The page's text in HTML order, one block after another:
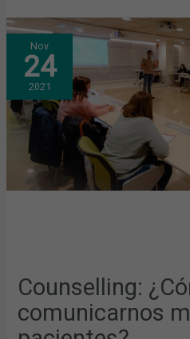
Nov
24
2021
Counselling:
comunicarnos
COUNSELLING:
¿CÓMO
COMUNICARNOS
MEJOR
CON
LOS
PACIENTES?